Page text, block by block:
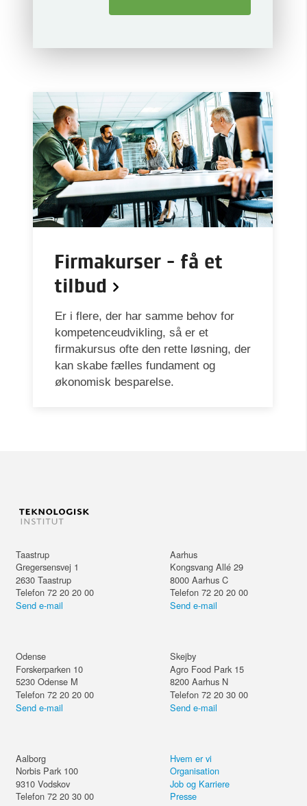
Firmakurser - få et
tilbud
Er i flere, der har samme behov for
kompetenceudvikling, så er et
firmakursus ofte den rette løsning, der
kan skabe fælles fundament og
økonomisk besparelse.
Taastrup
Gregersensvej 1
2630 Taastrup
Telefon 72 20 20 00
Send e-mail
Aarhus
Kongsvang Allé 29
8000 Aarhus C
Telefon 72 20 20 00
Send e-mail
Odense
Forskerparken 10
5230 Odense M
Telefon 72 20 20 00
Send e-mail
Skejby
Agro Food Park 15
8200 Aarhus N
Telefon 72 20 30 00
Send e-mail
Aalborg
Norbis Park 100
9310 Vodskov
Telefon 72 20 30 00
Hvem er vi
Organisation
Job og Karriere
Presse